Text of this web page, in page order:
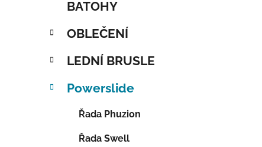
BATOHY
OBLEČENÍ
LEDNÍ BRUSLE
Powerslide
Řada Phuzion
Řada Swell